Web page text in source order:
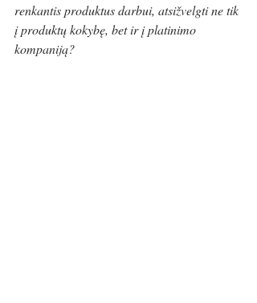
renkantis produktus darbui, atsižvelgti ne tik
į produktų kokybę, bet ir į platinimo
kompaniją?